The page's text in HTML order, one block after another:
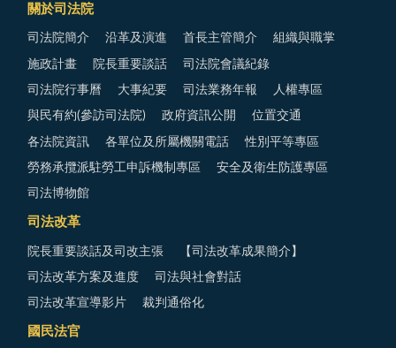
關於司法院
司法院簡介 沿革及演進 首長主管簡介 組織與職掌
施政計畫 院長重要談話 司法院會議紀錄
司法院行事曆 大事紀要 司法業務年報 人權專區
與民有約(參訪司法院) 政府資訊公開 位置交通
各法院資訊 各單位及所屬機關電話 性別平等專區
勞務承攬派駐勞工申訴機制專區 安全及衛生防護專區
司法博物館
司法改革
院長重要談話及司改主張 【司法改革成果簡介】
司法改革方案及進度 司法與社會對話
司法改革宣導影片 裁判通俗化
國民法官